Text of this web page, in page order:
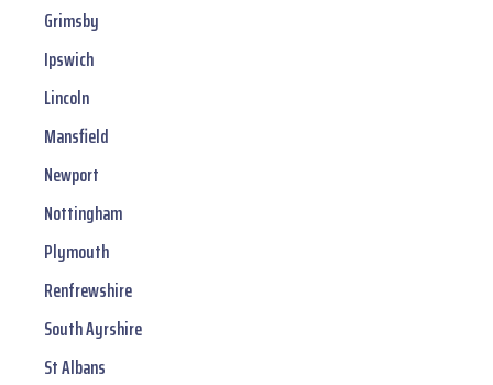
Grimsby
Ipswich
Lincoln
Mansfield
Newport
Nottingham
Plymouth
Renfrewshire
South Ayrshire
St Albans